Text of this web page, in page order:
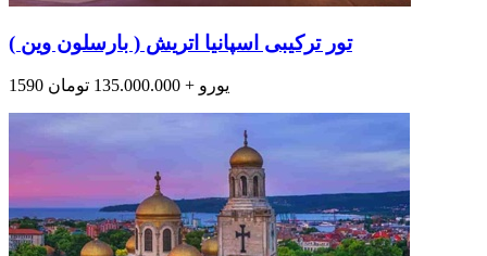
تور ترکیبی اسپانیا اتریش ( بارسلون وین )
1590 یورو + 135.000.000 تومان